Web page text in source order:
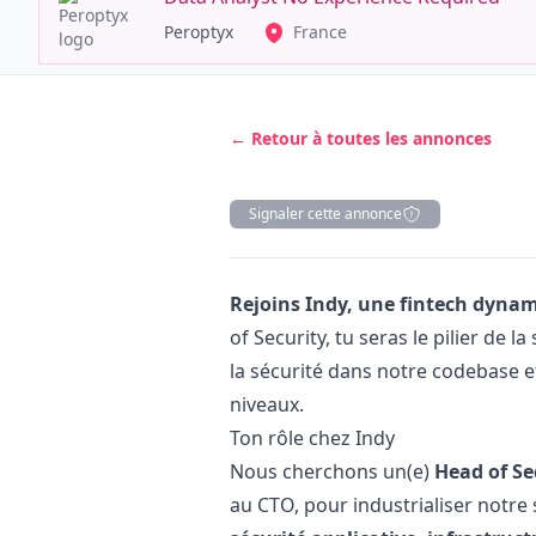
Peroptyx France
← Retour à toutes les annonces
Signaler cette annonce
Description
Rejoins Indy, une fintech
of Security, tu seras le pilier de
la sécurité dans notre codebase
niveaux.
Ton rôle chez Indy
Nous cherchons un(e) Head of
au CTO, pour industrialiser